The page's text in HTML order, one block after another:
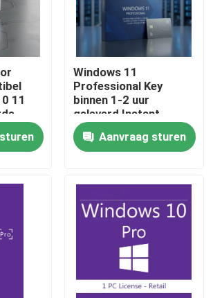
11
Windows 11
Professional Key
binnen 1-2 uur
geleverd Instant
Genuine Activatie
Windows Platform
Secure Genuine
Aanvraag sturen